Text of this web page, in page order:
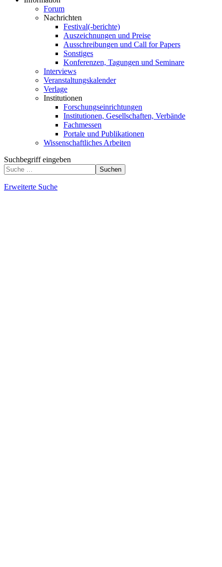
Forum
Nachrichten
Festival(-berichte)
Auszeichnungen und Preise
Ausschreibungen und Call for Papers
Sonstiges
Konferenzen, Tagungen und Seminare
Interviews
Veranstaltungskalender
Verlage
Institutionen
Forschungseinrichtungen
Institutionen, Gesellschaften, Verbände
Fachmessen
Portale und Publikationen
Wissenschaftliches Arbeiten
Suchbegriff eingeben
Suchen
Erweiterte Suche